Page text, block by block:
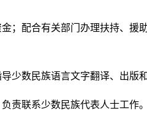
；配合有关部门办理扶持、
少数民族语言文字翻译、出版
责联系少数民族代表人士工作